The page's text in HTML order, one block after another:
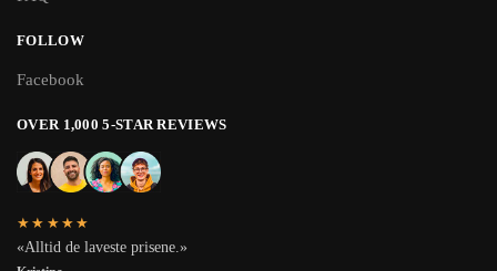
FOLLOW
Facebook
OVER 1,000 5-STAR REVIEWS
★★★★★
«Alltid de laveste prisene.»